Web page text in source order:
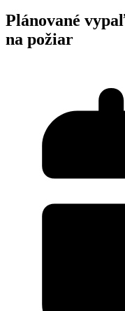
Plánované
na požiar